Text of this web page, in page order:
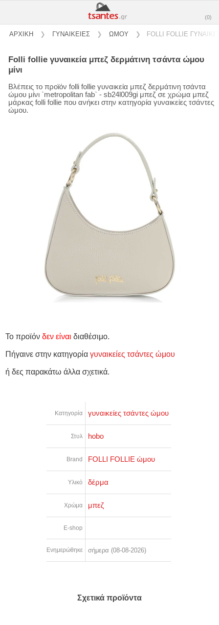
(0)
ΑΡΧΙΚΗ ❯ ΓΥΝΑΙΚΕΙΕΣ ❯ ΩΜΟΥ ❯ FOLLI FOLLIE
folli follie γυναικεία μπεζ δερμάτινη τσάντα ώμου
μίνι
Βλέπεις το προϊόν folli follie γυναικεία μπεζ δερμάτινη τσάντα
ώμου μίνι `metropolitan fab` - sb24l009gi μπεζ σε χρώμα μπεζ
μάρκας folli follie που ανήκει στην κατηγορία γυναικείες τσάντες
ώμου.
Το προϊόν δεν είναι διαθέσιμο.
Πήγαινε στην κατηγορία γυναικείες τσάντες ώμου
ή δες παρακάτω άλλα σχετικά.
Κατηγορία γυναικείες τσάντες ώμου
Στυλ hobo
Brand FOLLI FOLLIE ώμου
Υλικό δέρμα
Χρώμα μπεζ
E-shop
Ενημερώθηκε σήμερα (08-08-2026)
Σχετικά προϊόντα